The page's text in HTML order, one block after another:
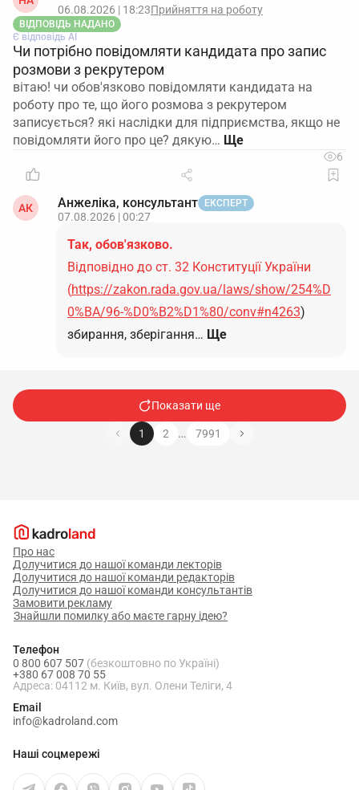
06.08.2026 | 18:23Прийняття на роботу
ВІДПОВІДЬ НАДАНО
Є відповідь АІ
Чи потрібно повідомляти кандидата про запис
розмови з рекрутером
вітаю! чи обов'язково повідомляти кандидата на
роботу про те, що його розмова з рекрутером
записується? які наслідки для підприємства, якщо не
повідомляти його про це? дякую…
6
АК Анжеліка, консультант ЕКСПЕРТ
07.08.2026 | 00:27
Так, обов'язково.
Відповідно до ст. 32 Конституції України
(https://zakon.rada.gov.ua/laws/show/254%D
0%BA/96-%D0%B2%D1%80/conv#n4263)
збирання, зберігання… Ще
Показати ще
1 2 … 7991
Про нас
Долучитися до нашої команди лекторів
Долучитися до нашої команди редакторів
Долучитися до нашої команди консультантів
Замовити рекламу
Знайшли помилку або маєте гарну ідею?
Телефон
0 800 607 507 (безкоштовно по Україні)
+380 67 008 70 55
Адреса: 04112 м. Київ, вул. Олени Теліги, 4
Email
info@kadroland.com
Наші соцмережі